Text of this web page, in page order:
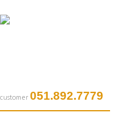
customer 051.892.7779